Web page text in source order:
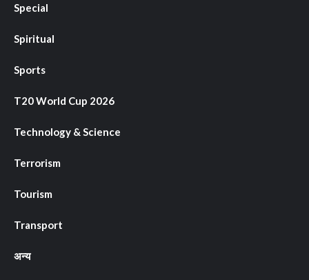
Special
Spiritual
Sports
T20 World Cup 2026
Technology & Science
Terrorism
Tourism
Transport
अन्य